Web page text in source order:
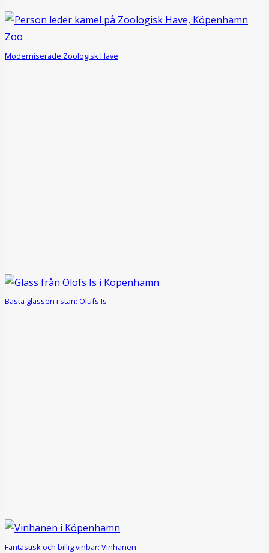
Moderniserade Zoologisk Have
Bästa glassen i stan: Olufs Is
Fantastisk och billig vinbar: Vinhanen